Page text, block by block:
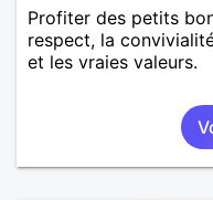
Profiter des petits
respect, la
et les vraies valeurs.